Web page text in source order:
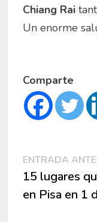
Chiang Rai
Un enorme
Comparte
de
ENTRADA
15 lugares
en Pisa en 1